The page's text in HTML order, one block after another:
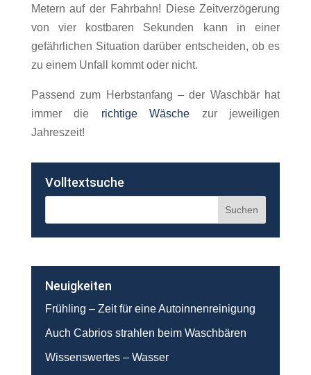
Metern auf der Fahrbahn! Diese Zeitverzögerung
von vier kostbaren Sekunden kann in einer
gefährlichen Situation darüber entscheiden, ob es
zu einem Unfall kommt oder nicht.
Passend zum Herbstanfang – der Waschbär hat
immer die richtige Wäsche zur jeweiligen
Jahreszeit!
Volltextsuche
Neuigkeiten
Frühling – Zeit für eine Autoinnenreinigung
Auch Cabrios strahlen beim Waschbären
Wissenswertes – Wasser